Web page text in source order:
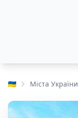
🇺🇦 Міста України